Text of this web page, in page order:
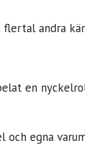
andra
en
och egna